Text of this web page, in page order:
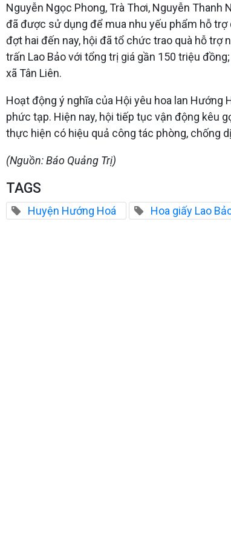
Nguyễn Ngọc Phong, Trà Thơi, Nguyễn
đã được sử dụng để mua nhu yếu phẩm hỗ trợ
đợt hai đến nay, hội đã tổ chức trao quà hỗ trợ
trấn Lao Bảo với tổng trị giá gần 150 triệu
xã Tân Liên.
Hoạt động ý nghĩa của Hội yêu hoa lan
phức tạp. Hiện nay, hội tiếp tục vận động kêu
thực hiện có hiệu quả công tác phòng, chống
(Nguồn: Báo Quảng Trị)
TAGS
Huyện Hướng Hoá Hoa giấy Lao